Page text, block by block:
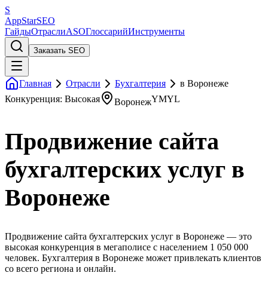
S
AppStarSEO
ГайдыОтраслиASOГлоссарийИнструменты
Заказать SEO
Главная Отрасли Бухгалтерия
в Воронеже
Конкуренция: Высокая
ВоронежYMYL
Продвижение сайта
бухгалтерских услуг в
Воронеже
Продвижение сайта бухгалтерских услуг в Воронеже — это
высокая конкуренция в мегаполисе с населением 1 050 000
человек. Бухгалтерия в Воронеже может привлекать клиентов
со всего региона и онлайн.